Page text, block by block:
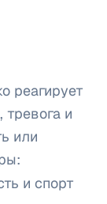
реагирует
тревога и
или
и спорт